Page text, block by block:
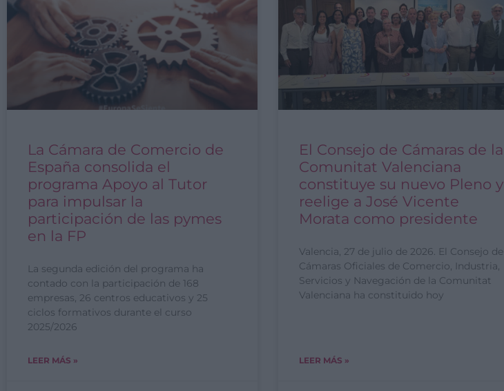
La Cámara de Comercio de
España consolida el
programa Apoyo al Tutor
para impulsar la
participación de las pymes
en la FP
La segunda edición del programa ha
contado con la participación de 168
empresas, 26 centros educativos y 25
ciclos formativos durante el curso
2025/2026
LEER MÁS »
El Consejo de Cámaras de la
Comunitat Valenciana
constituye su nuevo Pleno y
reelige a José Vicente
Morata como presidente
Valencia, 27 de julio de 2026. El Consejo de
Cámaras Oficiales de Comercio, Industria,
Servicios y Navegación de la Comunitat
Valenciana ha constituido hoy
LEER MÁS »